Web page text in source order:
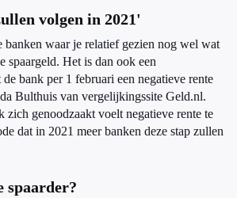
volgen in 2021'
banken waar je relatief gezien nog wel wat
spaargeld. Het is dan ook een
bank per 1 februari een negatieve rente
Bulthuis van vergelijkingssite Geld.nl.
zich genoodzaakt voelt negatieve rente te
dat in 2021 meer banken deze stap zullen
spaarder?